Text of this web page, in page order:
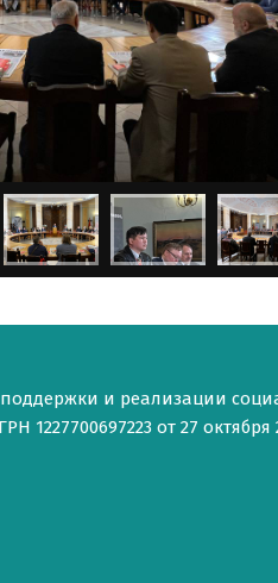
и реализации
1227700697223 от 27 октября